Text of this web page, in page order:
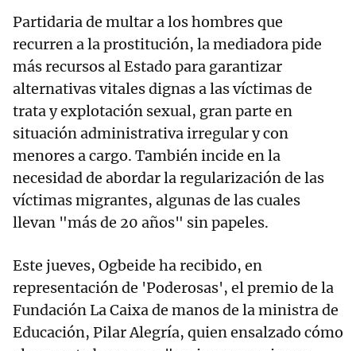
Partidaria de multar a los hombres que
recurren a la prostitución, la mediadora pide
más recursos al Estado para garantizar
alternativas vitales dignas a las víctimas de
trata y explotación sexual, gran parte en
situación administrativa irregular y con
menores a cargo. También incide en la
necesidad de abordar la regularización de las
víctimas migrantes, algunas de las cuales
llevan "más de 20 años" sin papeles.
Este jueves, Ogbeide ha recibido, en
representación de 'Poderosas', el premio de la
Fundación La Caixa de manos de la ministra de
Educación, Pilar Alegría, quien ensalzado cómo